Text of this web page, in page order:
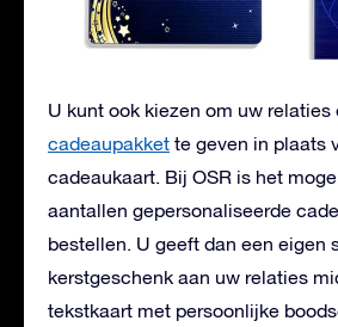
U kunt ook kiezen om uw relaties
cadeaupakket te geven in plaats
cadeaukaart. Bij OSR is het
aantallen gepersonaliseerde
bestellen. U geeft dan een eigen
kerstgeschenk aan uw relaties
tekstkaart met persoonlijke